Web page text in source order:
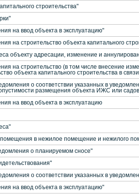
строительства"
на ввод объекта в эксплуатацию"
на строительство объекта капитального
объекту адресации, изменение и
на строительство (в том числе внесение
объекта капитального строительства в
о соответствии указанных в
размещения объекта ИЖС или
на ввод объекта в эксплуатацию
в нежилое помещение и нежилого
о планируемом сносе"
о соответствии указанных в
на ввод объекта в эксплуатацию"